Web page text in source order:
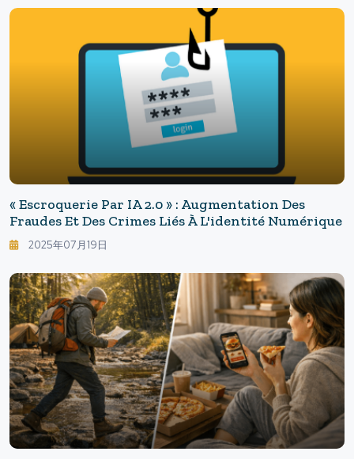
« Escroquerie Par IA 2.0 » : Augmentation Des
Fraudes Et Des Crimes Liés À L'identité Numérique
2025年07月19日